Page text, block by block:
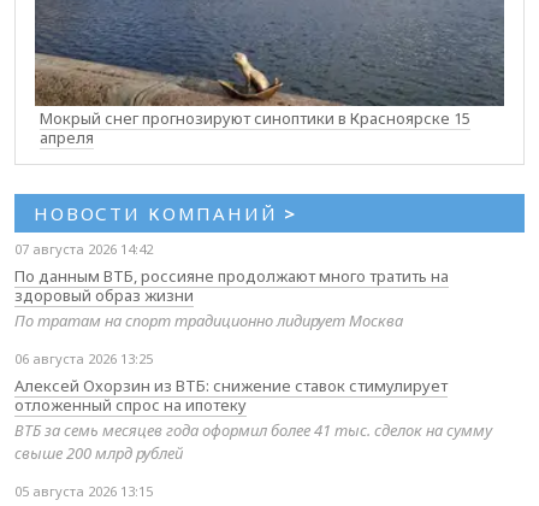
Мокрый снег прогнозируют синоптики в Красноярске 15
апреля
НОВОСТИ КОМПАНИЙ >
07 августа 2026 14:42
По данным ВТБ, россияне продолжают много тратить на
здоровый образ жизни
По тратам на спорт традиционно лидирует Москва
06 августа 2026 13:25
Алексей Охорзин из ВТБ: снижение ставок стимулирует
отложенный спрос на ипотеку
ВТБ за семь месяцев года оформил более 41 тыс. сделок на сумму
свыше 200 млрд рублей
05 августа 2026 13:15